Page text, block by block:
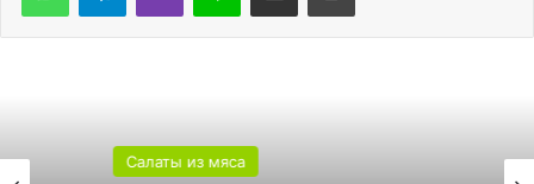
Салаты из мяса